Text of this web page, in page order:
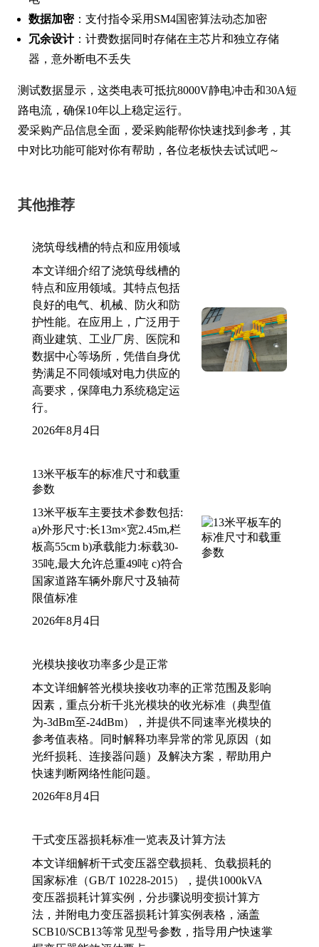
数据加密：支付指令采用SM4国密算法动态加密
冗余设计：计费数据同时存储在主芯片和独立存储
器，意外断电不丢失
测试数据显示，这类电表可抵抗8000V静电冲击和30A短
路电流，确保10年以上稳定运行。
爱采购产品信息全面，爱采购能帮你快速找到参考，其
中对比功能可能对你有帮助，各位老板快去试试吧～
其他推荐
浇筑母线槽的特点和应用领域
本文详细介绍了浇筑母线槽的
特点和应用领域。其特点包括
良好的电气、机械、防火和防
护性能。在应用上，广泛用于
商业建筑、工业厂房、医院和
数据中心等场所，凭借自身优
势满足不同领域对电力供应的
高要求，保障电力系统稳定运
行。
2026年8月4日
13米平板车的标准尺寸和载重
参数
13米平板车主要技术参数包括:
a)外形尺寸:长13m×宽2.45m,栏
板高55cm b)承载能力:标载30-
35吨,最大允许总重49吨 c)符合
国家道路车辆外廓尺寸及轴荷
限值标准
2026年8月4日
光模块接收功率多少是正常
本文详细解答光模块接收功率的正常范围及影响
因素，重点分析千兆光模块的收光标准（典型值
为-3dBm至-24dBm），并提供不同速率光模块的
参考值表格。同时解释功率异常的常见原因（如
光纤损耗、连接器问题）及解决方案，帮助用户
快速判断网络性能问题。
2026年8月4日
干式变压器损耗标准一览表及计算方法
本文详细解析干式变压器空载损耗、负载损耗的
国家标准（GB/T 10228-2015），提供1000kVA
变压器损耗计算实例，分步骤说明变损计算方
法，并附电力变压器损耗计算实例表格，涵盖
SCB10/SCB13等常见型号参数，指导用户快速掌